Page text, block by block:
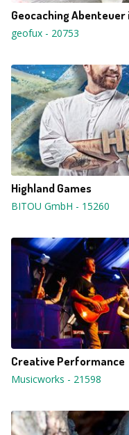
Geocaching
geofux - 20753
Highland Games
BITOU GmbH - 15260
Creative Performance
Musicworks - 21598